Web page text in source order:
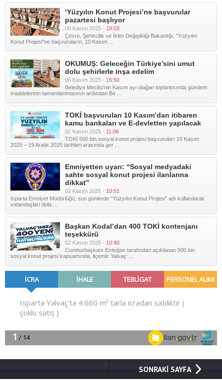
‘Yüzyılın Konut Projesi’ne başvurular
pazartesi başlıyor
08 Kasım 2025 - 19:03
Çevre, Şehircilik ve İklim Değişikliği Bakanlığı, "Yüzyılın
Konut Projesi"ne başvuruların, 10 Kasım ...
OKUMUŞ: Geleceğin Türkiye’sini umut
dolu şehirlerle inşa edelim
06 Kasım 2025 - 15:50
Belediye Meclisi’nin Kasım ayı olağan toplantısında gündem
maddelerinin tamamlanmasının ardından Be ...
TOKİ başvuruları 10 Kasım’dan itibaren
kamu bankaları ve E-devletten yapılacak
02 Kasım 2025 - 11:06
TOKİ 500 bin sosyal konut projesi başvuruları 10 Kasım
2025 – 19 Aralık 2025 tarihleri arasında ger ...
Emniyetten uyarı: “Sosyal medyadaki
sahte sosyal konut projesi ilanlarına
dikkat”
02 Kasım 2025 - 10:51
Isparta Emniyet Müdürlüğü, son günlerde “Yüzyılın Konut Projesi” adı kullanılarak
vatandaşları dola ...
Başkan Kodal’dan 400 TOKİ kontenjanı
teşekkürü
02 Kasım 2025 - 10:40
Cumhurbaşkanı Erdoğan tarafından açıklanan 500 bin
sosyal konut projesi kapsamında, ilçemiz Yalvaç' ...
SONRAKİ SAYFA